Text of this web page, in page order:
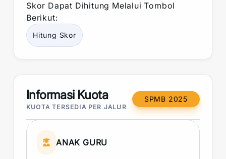
Skor Dapat Dihitung Melalui Tombol
Berikut:
Hitung Skor
Informasi Kuota
KUOTA TERSEDIA PER JALUR
SPMB 2025
ANAK GURU